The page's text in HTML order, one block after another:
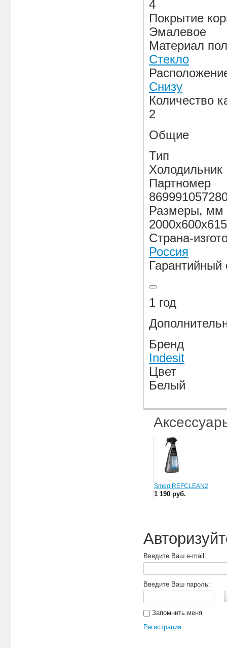
4
Покрытие
Эмалевое
Материал
Стекло
Снизу
Количество
2
Общие
Тип
Холодильник
Партномер
Размеры, мм
2000x600x615
Страна-
Россия
Гарантийный
1 год
Бренд
Indesit
Цвет
Белый
Smeg REFCLEAN2
1 190 руб.
Введите Ваш e-mail:
Введите Ваш пароль:
Запомнить меня
Регистрация